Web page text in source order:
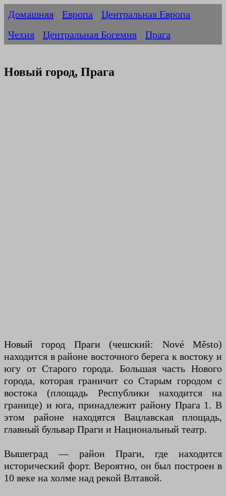
Домашняя Европа
Центральная Европа
Чехия
Центральная Богемия Прага
Новый город, Прага
Новый город Праги (чешский: Nové Město)
находится в районе восточного берега к востоку и
югу от Старого города. Большая часть Нового
города, которая граничит со Старым городом с
востока (площадь Республики находится на
границе) и юга, принадлежит району Прага 1. В
этом районе находятся Вацлавская площадь,
главный бульвар Праги и Национальный театр.
Вышеград — район Праги, где находится
исторический форт. Вероятно, он был построен в
10 веке на холме над рекой Влтавой.